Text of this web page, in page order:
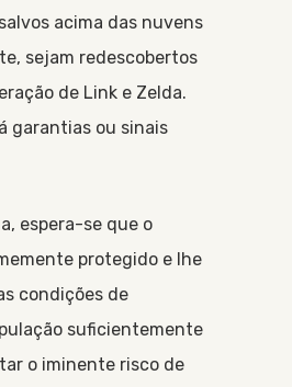
acima das nuvens
sejam redescobertos
de Link e Zelda.
garantias ou sinais
espera-se que o
protegido e lhe
condições de
suficientemente
o iminente risco de